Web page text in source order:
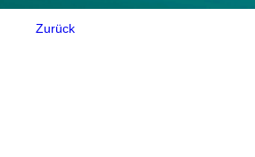
Zurück